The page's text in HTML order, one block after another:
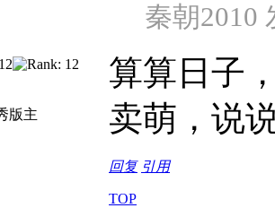
秦朝2010
算算日子
卖萌，说
回复 引用
TOP